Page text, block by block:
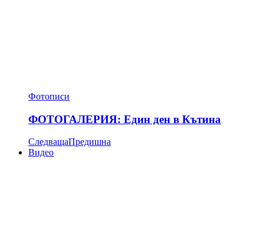
Фотописи
ФОТОГАЛЕРИЯ: Един ден в Кътина
СледващаПредишна
Видео